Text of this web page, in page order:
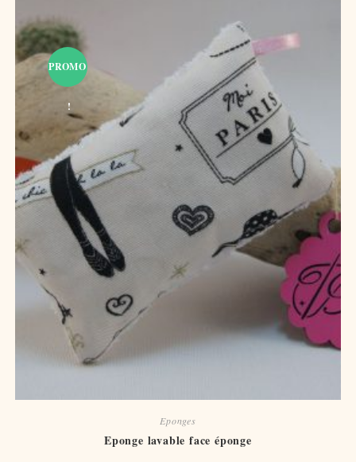
PROMO
!
Eponges
Eponge lavable face éponge